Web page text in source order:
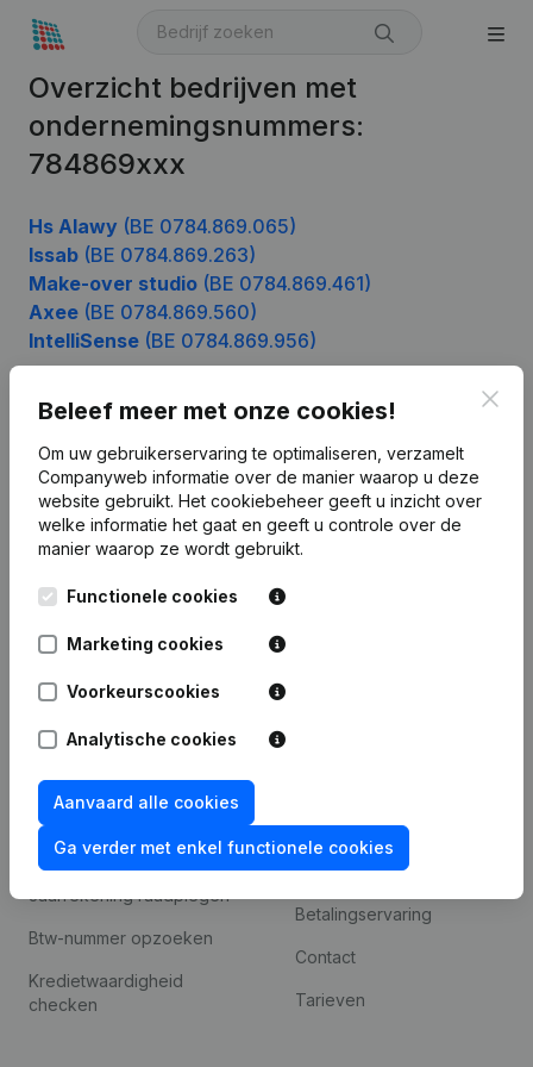
Overzicht bedrijven met
ondernemingsnummers:
784869xxx
Hs Alawy (BE 0784.869.065)
Issab (BE 0784.869.263)
Make-over studio (BE 0784.869.461)
Axee (BE 0784.869.560)
IntelliSense (BE 0784.869.956)
Beleef meer met onze cookies!
Om uw gebruikerservaring te optimaliseren, verzamelt
Companyweb informatie over de manier waarop u deze
website gebruikt. Het cookiebeheer geeft u inzicht over
welke informatie het gaat en geeft u controle over de
manier waarop ze wordt gebruikt.
Functionele cookies
Marketing cookies
Voorkeurscookies
Analytische cookies
Aanvaard alle cookies
Ga verder met enkel functionele cookies
Nederlands
Kantorenpark Everest
248D,
Bedrijfsinformatie
Monitoring
Spotlight
Compliance &
fraudepreventie
Jaarrekening raadplegen
Btw-nummer opzoeken
Kredietwaardigheid
checken
Integraties
Integraties op maat
Betalingservaring
Contact
Tarieven